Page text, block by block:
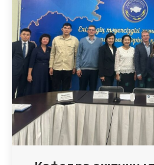
отбасындағы әкенің
үлкенге құрмет, кішіге
зардабы, ел бірлігі,
қасиетті Ислам
туралы әсерлі…